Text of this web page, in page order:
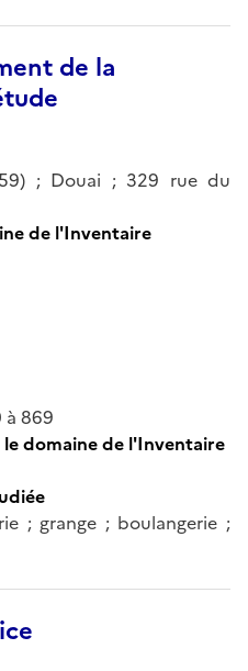
de la
; Douai ; 329 rue du
de l'Inventaire
à 869
domaine de l'Inventaire
; grange ; boulangerie ;